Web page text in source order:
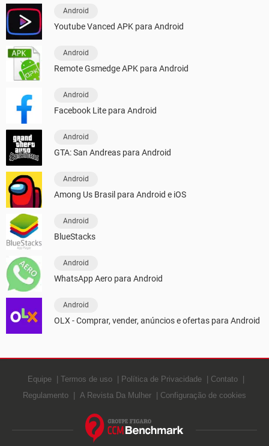
Android
Youtube Vanced APK para Android
Android
Remote Gsmedge APK para Android
Android
Facebook Lite para Android
Android
GTA: San Andreas para Android
Android
Among Us Brasil para Android e iOS
Android
BlueStacks
Android
WhatsApp Aero para Android
Android
OLX - Comprar, vender, anúncios e ofertas para Android
Equipe Termos de uso Política de Privacidade
Contato
Regulamento
A Revista Da Mulher Configuração de cookies